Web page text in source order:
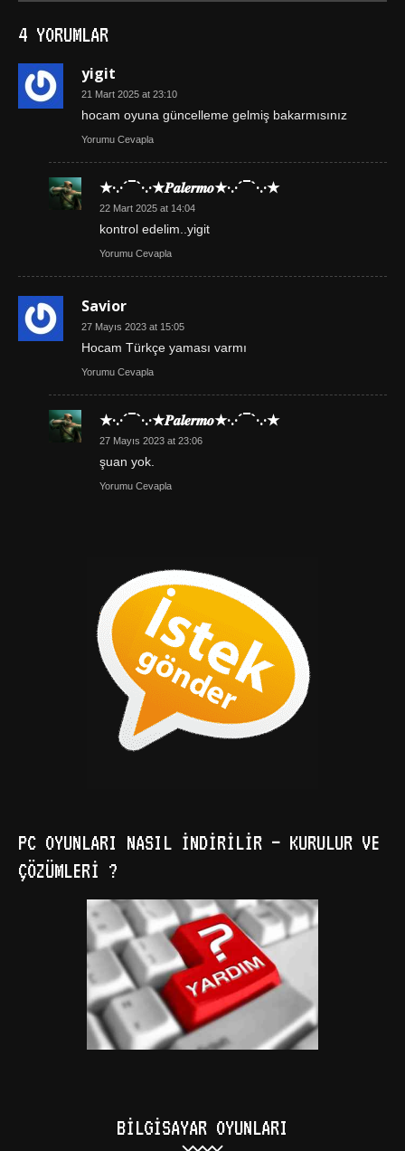
4 YORUMLAR
yigit
21 Mart 2025 at 23:10
hocam oyuna güncelleme gelmiş bakarmısınız
Yorumu Cevapla
★·.·´¯`·.·★𝑷𝒂𝒍𝒆𝒓𝒎𝒐★·.·´¯`·.·★
22 Mart 2025 at 14:04
kontrol edelim..yigit
Yorumu Cevapla
Savior
27 Mayıs 2023 at 15:05
Hocam Türkçe yaması varmı
Yorumu Cevapla
★·.·´¯`·.·★𝑷𝒂𝒍𝒆𝒓𝒎𝒐★·.·´¯`·.·★
27 Mayıs 2023 at 23:06
şuan yok.
Yorumu Cevapla
PC OYUNLARI NASIL İNDIRILIR – KURULUR VE
ÇÖZÜMLERI ?
BILGISAYAR OYUNLARI